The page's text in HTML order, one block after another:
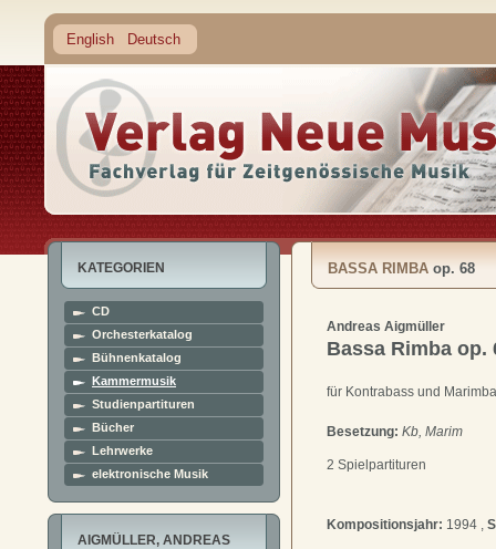
English Deutsch
KATEGORIEN
CD
Orchesterkatalog
Bühnenkatalog
Kammermusik
Studienpartituren
Bücher
Lehrwerke
elektronische Musik
AIGMÜLLER, ANDREAS
BASSA RIMBA op. 68
Andreas Aigmüller
Bassa Rimba op.
für Kontrabass und
Besetzung: Kb, Marim
2 Spielpartituren
Kompositionsjahr: 1994 ,